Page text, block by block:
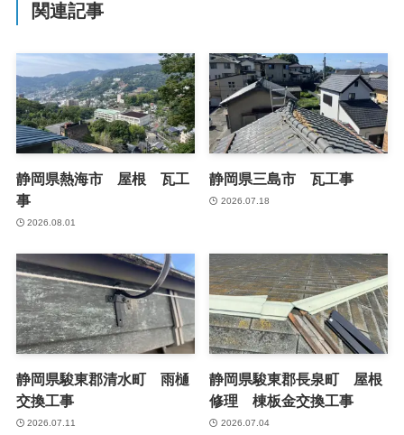
関連記事
静岡県熱海市 屋根 瓦工
事
2026.08.01
静岡県三島市 瓦工事
2026.07.18
静岡県駿東郡清水町 雨樋
交換工事
2026.07.11
静岡県駿東郡長泉町 屋根
修理 棟板金交換工事
2026.07.04